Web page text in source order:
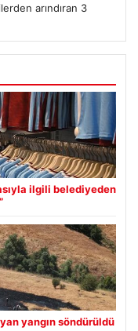
arındıran 3
ilgili belediyeden
yangın söndürüldü